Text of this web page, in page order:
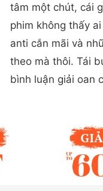
tâm một chút, cái
phim không thấy
anti cắn mãi và
theo mà thôi. Tái
bình luận giải oan